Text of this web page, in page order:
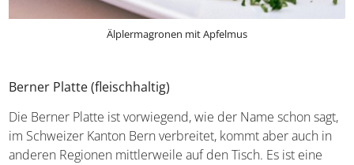
Älplermagronen mit Apfelmus
Berner Platte (fleischhaltig)